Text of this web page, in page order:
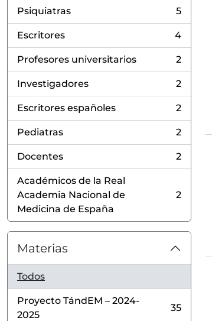
Psiquiatras
, 5 resultados
5
Escritores
, 4 resultados
4
Profesores universitarios
, 2 resultados
2
Investigadores
, 2 resultados
2
Escritores españoles
, 2 resultados
2
Pediatras
, 2 resultados
2
Docentes
, 2 resultados
2
Académicos de la Real
Academia Nacional de
Medicina de España
, 2 resultados
2
Materias
Todos
Proyecto TándEM – 2024-
2025
, 35 resultados
35